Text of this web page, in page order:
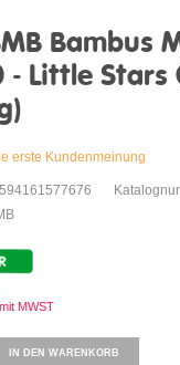
Bambus
- Little Stars
erste Kundenmeinung
IN DEN WARENKORB